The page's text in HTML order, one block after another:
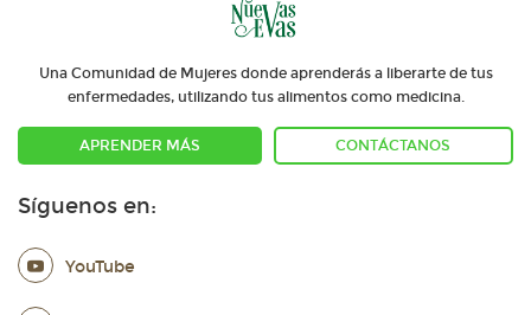
Una Comunidad de Mujeres donde aprenderás a liberarte de tus
enfermedades, utilizando tus alimentos como medicina.
APRENDER MÁS CONTÁCTANOS
Síguenos en:
YouTube